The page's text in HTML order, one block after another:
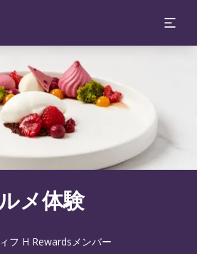
メ体験
フ H Rewardsメンバー